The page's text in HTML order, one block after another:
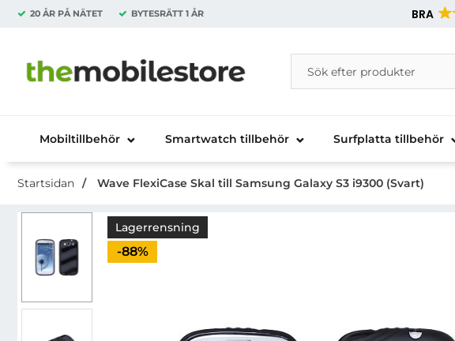
20 ÅR PÅ NÄTET BYTESRÄTT 1 ÅR BRA
Startsidan för Danira Telecom AB
Sök
Sök på Danira Telecom AB
Mobiltillbehör Smartwatch tillbehör Surfplatta tillbehör
Startsidan Wave FlexiCase Skal till Samsung Galaxy S3 i9300 (Svart)
Lagerrensning
Priset är nedsatt med
-88%